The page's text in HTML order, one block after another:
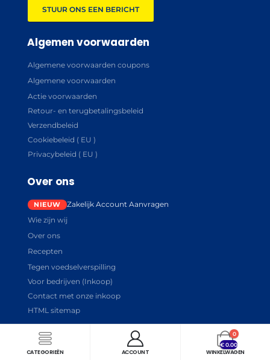
STUUR ONS EEN BERICHT
Algemen voorwaarden
Algemene voorwaarden coupons
Algemene voorwaarden
Actie voorwaarden
Retour- en terugbetalingsbeleid
Verzendbeleid
Cookiebeleid ( EU )
Privacybeleid ( EU )
Over ons
Zakelijk Account Aanvragen
Wie zijn wij
Over ons
Recepten
Tegen voedselverspilling
Voor bedrijven (Inkoop)
Contact met onze inkoop
HTML sitemap
CATEGORIEËN ACCOUNT
0
€0.00
WINKELWAGEN